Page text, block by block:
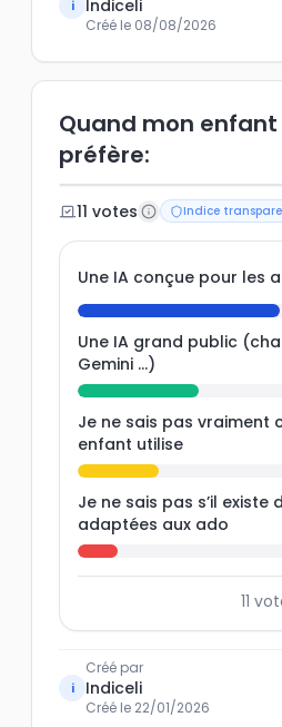
i Indiceli
Créé le 08/08/2026
Quand mon enfant
préfère:
11 votes Indice
Une IA conçue pour les
Une IA grand public
Gemini ...)
Je ne sais pas vraiment
enfant utilise
Je ne sais pas s’il existe
adaptées aux ado
11
i
Créé par
Indiceli
Créé le 22/01/2026